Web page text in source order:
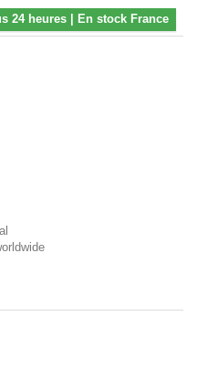
24 heures | En stock France